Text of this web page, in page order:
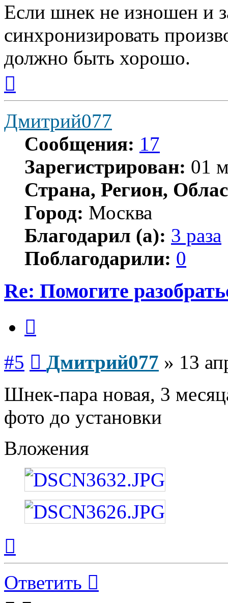
Если шнек не изношен и
синхронизировать
должно быть хорошо.
началу
Дмитрий077
Сообщения: 17
Зарегистрирован: 01
Страна, Регион,
Город: Москва
Благодарил (а): 3 раза
Поблагодарили: 0
Re: Помогите
#5 Дмитрий077 » 13
Шнек-пара новая, 3
фото до установки
Вложения
началу
Ответить